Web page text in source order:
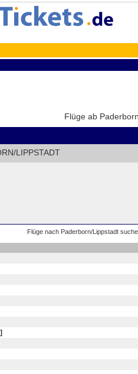
Flüge ab
LIPPSTADT